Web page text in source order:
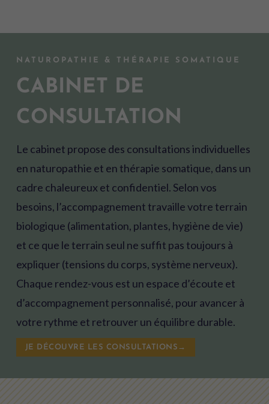
NATUROPATHIE & THÉRAPIE SOMATIQUE
CABINET DE
CONSULTATION
Le cabinet propose des consultations individuelles
en naturopathie et en thérapie somatique, dans un
cadre chaleureux et confidentiel. Selon vos
besoins, l’accompagnement travaille votre terrain
biologique (alimentation, plantes, hygiène de vie)
et ce que le terrain seul ne suffit pas toujours à
expliquer (tensions du corps, système nerveux).
Chaque rendez-vous est un espace d’écoute et
d’accompagnement personnalisé, pour avancer à
votre rythme et retrouver un équilibre durable.
JE DÉCOUVRE LES CONSULTATIONS→